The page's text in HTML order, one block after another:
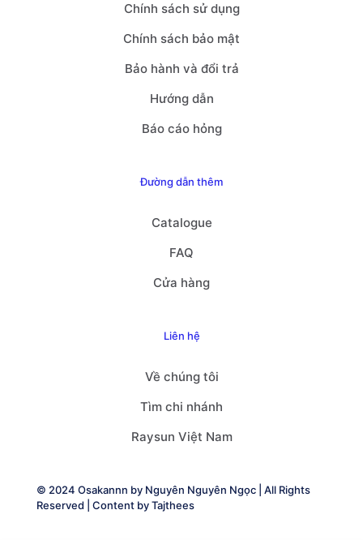
Chính sách sử dụng
Chính sách bảo mật
Bảo hành và đổi trả
Hướng dẫn
Báo cáo hỏng
Đường dẫn thêm
Catalogue
FAQ
Cửa hàng
Liên hệ
Về chúng tôi
Tìm chi nhánh
Raysun Việt Nam
© 2024 Osakannn by Nguyên Nguyên Ngọc | All Rights
Reserved | Content byTajthees